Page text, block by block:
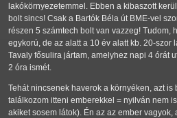
lakókörnyezetemmel. Ebben a kibaszott
bolt sincs! Csak a Bartók Béla út BME-vel
részen 5 számtech bolt van vazzeg! Tudom,
egykorú, de az alatt a 10 év alatt kb. 20-szor
Tavaly fősulira jártam, amelyhez napi 4 órát
2 óra ismét.
Tehát nincsenek haverok a környéken, azt is
találkozom itteni emberekkel = nyilván nem
akiket sosem látok). Én az az ember vagyok,